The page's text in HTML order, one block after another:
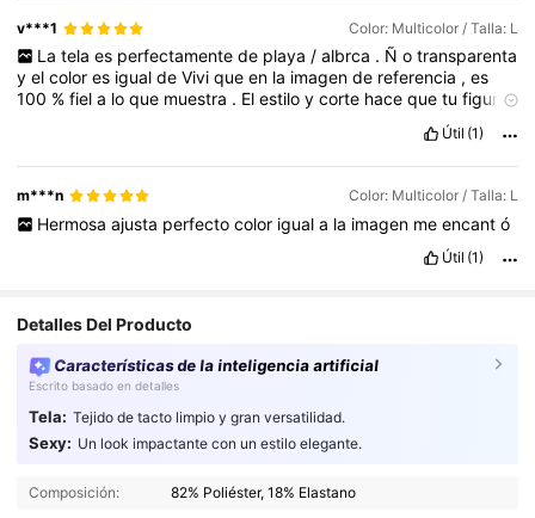
v***1 Color: Multicolor / Talla: L
La tela es perfectamente de playa / albrca . Ñ o transparenta
yelcolores igualdeViviqueen la imagende referencia ,es
100 %fiela loque muestra . Elestiloycorte hacequetufigura
encantar
Útil (1)
m***n Color: Multicolor / Talla: L
Hermosa ajusta perfecto color igual a la imagen me encant ó
Útil (1)
Detalles Del Producto
Características de la inteligencia artificial
Escrito basado en detalles
Tela: Tejido de tacto limpio y gran versatilidad.
Sexy: Un look impactante con un estilo elegante.
Composición: 82% Poliéster, 18% Elastano
4.64 38K Seguidores
38K Seguidores